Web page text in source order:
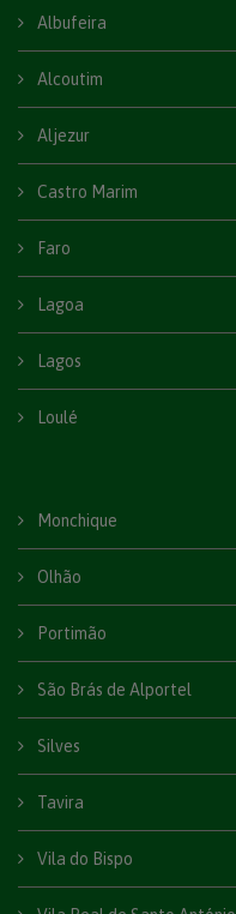
Albufeira
Alcoutim
Aljezur
Castro Marim
Faro
Lagoa
Lagos
Loulé
Monchique
Olhão
Portimão
São Brás de Alportel
Silves
Tavira
Vila do Bispo